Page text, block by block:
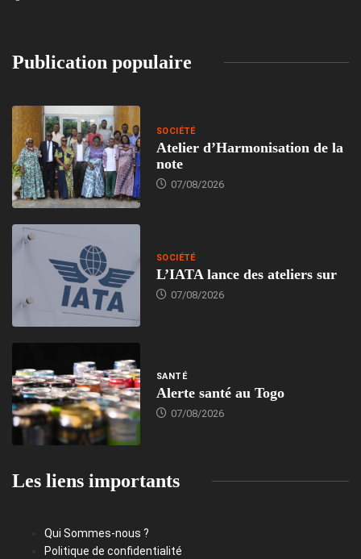
Publication populaire
SOCIÉTÉ
Atelier d’Harmonisation de la
note
07/08/2026
SOCIÉTÉ
L’IATA lance des ateliers sur
07/08/2026
SANTÉ
Alerte santé au Togo
07/08/2026
Les liens importants
Qui Sommes-nous ?
Politique de confidentialité